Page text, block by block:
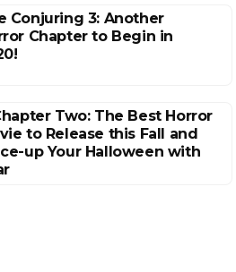
Conjuring 3: Another
Chapter to Begin in
Two: The Best Horror
to Release this Fall and
up Your Halloween with